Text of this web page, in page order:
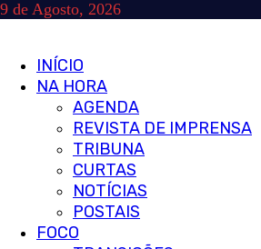
Skip
9 de Agosto, 2026
Primary
Menu
INÍCIO
NA HORA
AGENDA
REVISTA DE IMPRENSA
TRIBUNA
CURTAS
NOTÍCIAS
POSTAIS
FOCO